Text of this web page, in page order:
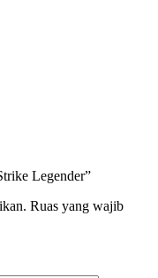
Legender”
Ruas yang wajib